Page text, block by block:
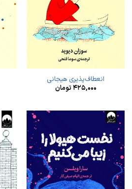
انعطاف‌پذیری هیجانی
۴۲۵,۰۰۰تومان